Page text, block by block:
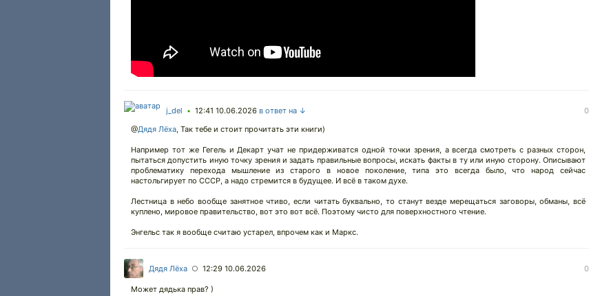
j_del • 12:41 10.06.2026 в ответ на ↓
0
@Дядя Лёха, Так тебе и стоит прочитать эти книги)
Например тот же Гегель и Декарт учат не придерживатся одной точки зрения, а всегда смотреть с разных сторон,
пытаться допустить иную точку зрения и задать правильные вопросы, искать факты в ту или иную сторону. Описывают
проблематику перехода мышление из старого в новое поколение, типа это всегда было, что народ сейчас
настольгирует по СССР, а надо стремится в будущее. И всё в таком духе.
Лестница в небо вообще занятное чтиво, если читать буквально, то станут везде мерещаться заговоры, обманы, всё
куплено, мировое правительство, вот это вот всё. Поэтому чисто для поверхностного чтение.
Энгельс так я вообще считаю устарел, впрочем как и Маркс.
Дядя Лёха ○ 12:29 10.06.2026 0
Может дядька прав? )